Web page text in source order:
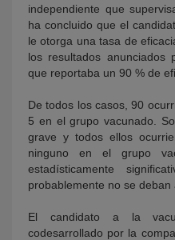
independiente que
ha concluido que el
le otorga una tasa de
los resultados anunciados
que reportaba un 90 % de
De todos los casos, 90
5 en el grupo vacunado.
grave y todos ellos
ninguno en el grupo
estadísticamente
probablemente no se deban
El candidato a la
codesarrollado por la